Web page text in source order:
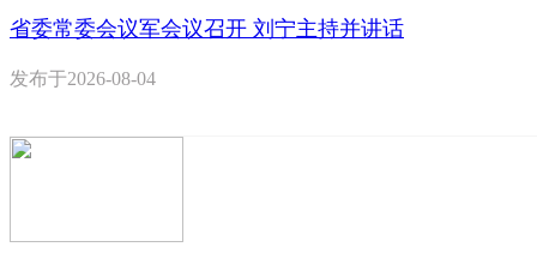
省委常委会议军会议召开 刘宁主持并讲话
发布于2026-08-04